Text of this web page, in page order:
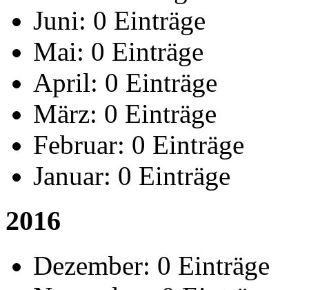
Juni: 0 Einträge
Mai: 0 Einträge
April: 0 Einträge
März: 0 Einträge
Februar: 0 Einträge
Januar: 0 Einträge
2016
Dezember: 0 Einträge